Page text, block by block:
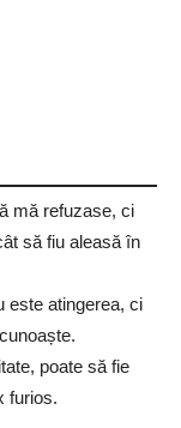
mă refuzase, ci
să fiu aleasă în
este atingerea, ci
poate să fie
furios.